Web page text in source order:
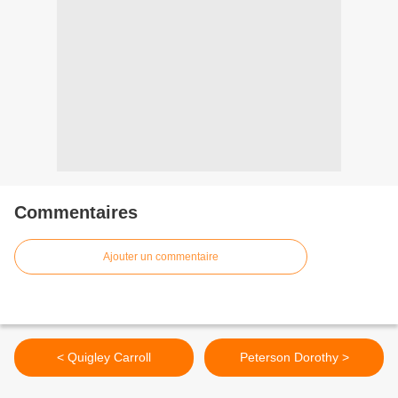
Commentaires
Ajouter un commentaire
< Quigley Carroll Peterson Dorothy >